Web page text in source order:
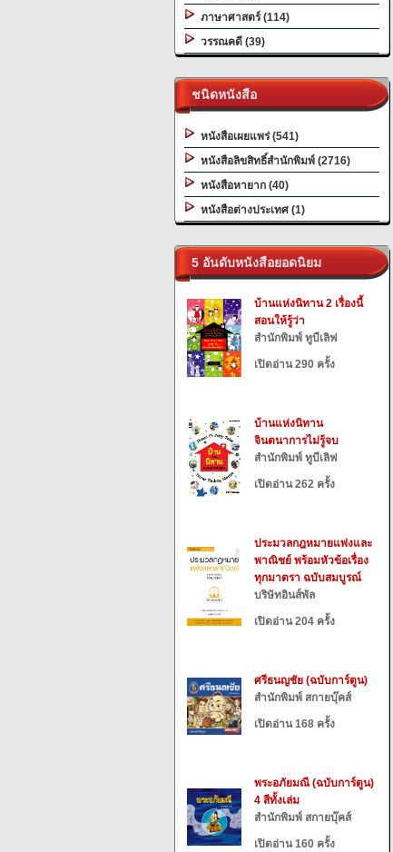
ภาษาศาสตร์ (114)
วรรณคดี (39)
ชนิดหนังสือ
หนังสือเผยแพร่ (541)
หนังสือลิขสิทธิ์สำนักพิมพ์ (2716)
หนังสือหายาก (40)
หนังสือต่างประเทศ (1)
5 อันดับหนังสือยอดนิยม
บ้านแห่งนิทาน 2 เรื่องนี้
สอนให้รู้ว่า
สำนักพิมพ์ ทูบีเลิฟ
เปิดอ่าน 290 ครั้ง
บ้านแห่งนิทาน
จินตนาการไม่รู้จบ
สำนักพิมพ์ ทูบีเลิฟ
เปิดอ่าน 262 ครั้ง
ประมวลกฎหมายแพ่งและ
พาณิชย์ พร้อมหัวข้อเรื่อง
ทุกมาตรา ฉบับสมบูรณ์
บริษัทอินส์พัล
เปิดอ่าน 204 ครั้ง
ศรีธนญชัย (ฉบับการ์ตูน)
สำนักพิมพ์ สกายบุ๊คส์
เปิดอ่าน 168 ครั้ง
พระอภัยมณี (ฉบับการ์ตูน)
4 สีทั้งเล่ม
สำนักพิมพ์ สกายบุ๊คส์
เปิดอ่าน 160 ครั้ง